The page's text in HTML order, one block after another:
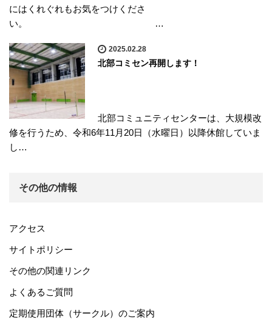
にはくれぐれもお気をつけくださ
い。 …
2025.02.28
北部コミセン再開します！
北部コミュニティセンターは、大規模改
修を行うため、令和6年11月20日（水曜日）以降休館していま
し…
その他の情報
アクセス
サイトポリシー
その他の関連リンク
よくあるご質問
定期使用団体（サークル）のご案内